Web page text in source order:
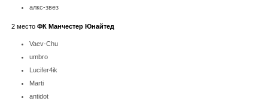
алкс-звез
2 место ФК Манчестер Юнайтед
Vaev-Chu
umbro
Lucifer4ik
Marti
antidot